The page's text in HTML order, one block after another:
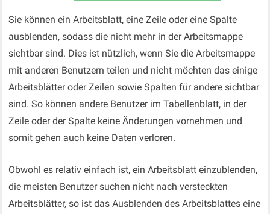
Sie können ein Arbeitsblatt, eine Zeile oder eine Spalte
ausblenden, sodass die nicht mehr in der Arbeitsmappe
sichtbar sind. Dies ist nützlich, wenn Sie die Arbeitsmappe
mit anderen Benutzernteilen und nicht möchten das einige
Arbeitsblätter oder Zeilen sowie Spalten für andere sichtbar
sind. So können andere Benutzer im Tabellenblatt, in der
Zeile oder der Spalte keine Änderungen vornehmen und
somit gehen auch keine Daten verloren.
Obwohl es relativ einfach ist,ein Arbeitsblatt einzublenden,
die meisten Benutzer suchen nicht nach versteckten
Arbeitsblätter, so ist das Ausblenden des Arbeitsblattes eine